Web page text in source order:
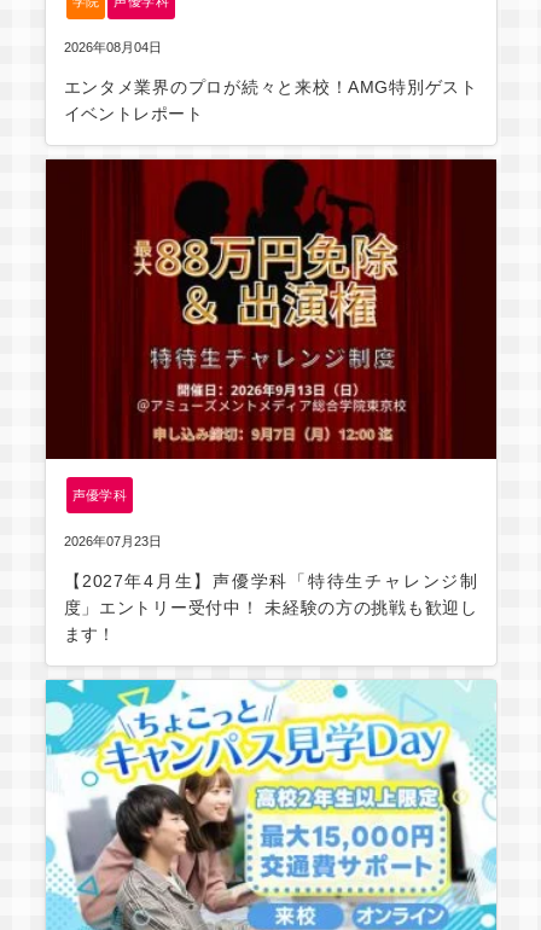
2026年08月04日
エンタメ業界のプロが続々と来校！AMG特別ゲスト
イベントレポート
声優学科
2026年07月23日
【2027年4月生】声優学科「特待生チャレンジ制
度」エントリー受付中！ 未経験の方の挑戦も歓迎し
ます！